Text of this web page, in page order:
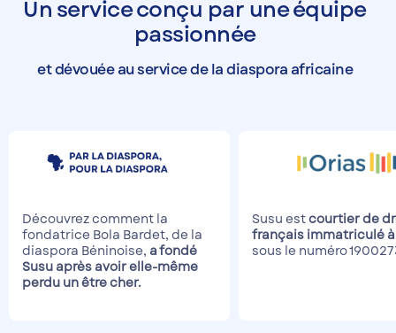
Un service conçu par une équipe
passionnée
et dévouée au service de la diaspora africaine
Découvrez comment la
fondatrice Bola Bardet, de la
diaspora Béninoise, a fondé
Susu après avoir elle-même
perdu un être cher.
Susu estcourtier de
français immatriculé à
sous le numéro